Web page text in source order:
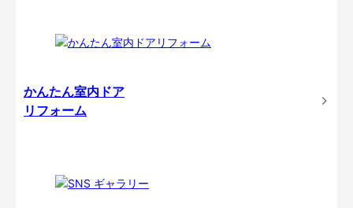
かんたん室内ドア
リフォーム